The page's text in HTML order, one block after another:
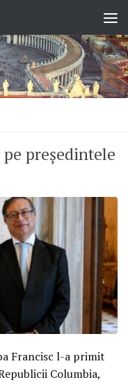
președintele
Francisc l-a primit
Columbia,